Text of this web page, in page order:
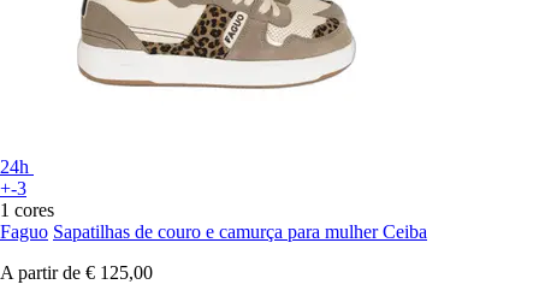
24h
+-3
1 cores
Faguo Sapatilhas de couro e camurça para mulher Ceiba
A partir de € 125,00